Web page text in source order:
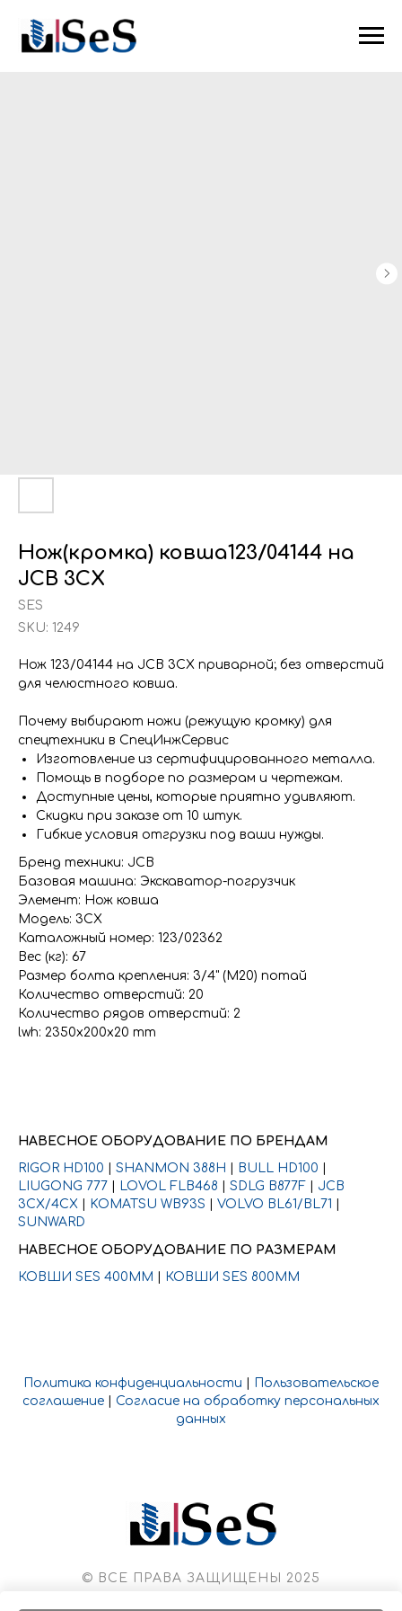
Нож(кромка) ковша123/04144 на
JCB 3CX
SES
SKU: 1249
Нож 123/04144 на JCB 3CX приварной; без отверстий
для челюстного ковша.
Почему выбирают ножи (режущую кромку) для
спецтехники в СпецИнжСервис
Изготовление из сертифицированного металла.
Помощь в подборе по размерам и чертежам.
Доступные цены, которые приятно удивляют.
Скидки при заказе от 10 штук.
Гибкие условия отгрузки под ваши нужды.
Бренд техники: JCB
Базовая машина: Экскаватор-погрузчик
Элемент: Нож ковша
Модель: 3CX
Каталожный номер: 123/02362
Вес (кг): 67
Размер болта крепления: 3/4" (М20) потай
Количество отверстий: 20
Количество рядов отверстий: 2
lwh: 2350x200x20 mm
НАВЕСНОЕ ОБОРУДОВАНИЕ ПО БРЕНДАМ
RIGOR HD100
SHANMON 388H BULL HD100
LIUGONG 777
LOVOL FLB468 SDLG B877F
JCB
3CX/4CX
KOMATSU WB93S VOLVO BL61/BL71
SUNWARD
НАВЕСНОЕ ОБОРУДОВАНИЕ ПО РАЗМЕРАМ
КОВШИ SES 400ММ
КОВШИ SES 800ММ
Политика конфиденциальности
Пользовательское
соглашение
Согласие на обработку персональных
данных
© ВСЕ ПРАВА ЗАЩИЩЕНЫ 2025